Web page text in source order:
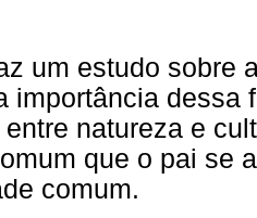
um estudo sobre
importância dessa
natureza e
que o pai se
comum.